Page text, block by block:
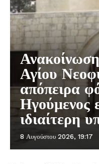
Αγίου
απόπειρα
Ηγούμενος
ιδιαίτερη
8 Αυγούστου 2026, 19:17